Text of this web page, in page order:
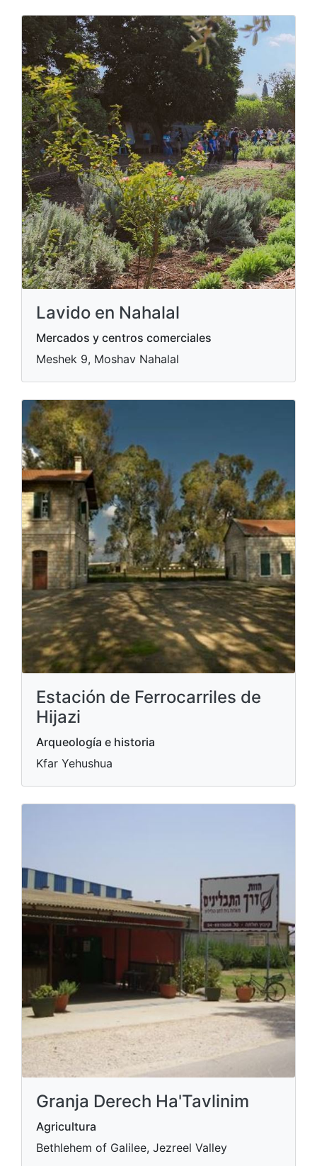
Lavido en Nahalal
Mercados y centros comerciales
Meshek 9, Moshav Nahalal
Estación de Ferrocarriles de
Hijazi
Arqueología e historia
Kfar Yehushua
Granja Derech Ha'Tavlinim
Agricultura
Bethlehem of Galilee, Jezreel Valley